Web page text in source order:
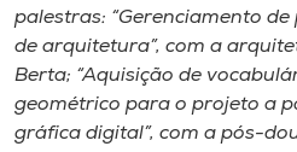
Selecione
o idioma
palestras: “Gerenciamento
de arquitetura”, com a
Berta; “Aquisição de
geométrico para o projeto a
gráfica digital”, com a pós-